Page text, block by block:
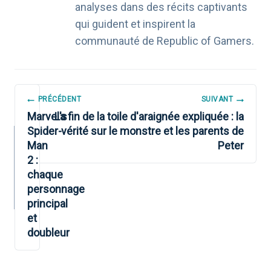
analyses dans des récits captivants
qui guident et inspirent la
communauté de Republic of Gamers.
NAVIGATION
DE
L’ARTICLE
PRÉCÉDENT
Marvel's
Spider-
Man
2 :
chaque
personnage
principal
et
doubleur
SUIVANT
La fin de la toile d'araignée expliquée : la
vérité sur le monstre et les parents de
Peter